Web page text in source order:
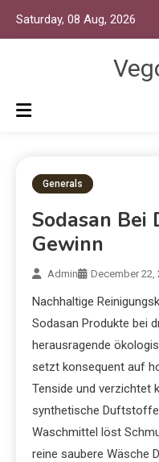
Saturday, 08 Aug, 2026
Generals
Sodasan Bei
Gewinn
Admin December 22,
Nachhaltige
Sodasan Produkte bei
herausragende
setzt konsequent auf
Tenside und
synthetische
Waschmittel löst
reine saubere Wäsche